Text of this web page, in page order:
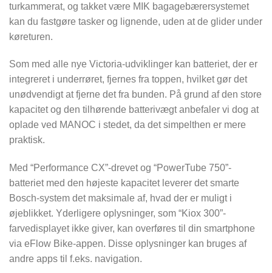
turkammerat, og takket være MIK bagagebærersystemet
kan du fastgøre tasker og lignende, uden at de glider under
køreturen.
Som med alle nye Victoria-udviklinger kan batteriet, der er
integreret i underrøret, fjernes fra toppen, hvilket gør det
unødvendigt at fjerne det fra bunden. På grund af den store
kapacitet og den tilhørende batterivægt anbefaler vi dog at
oplade ved MANOC i stedet, da det simpelthen er mere
praktisk.
Med “Performance CX”-drevet og “PowerTube 750”-
batteriet med den højeste kapacitet leverer det smarte
Bosch-system det maksimale af, hvad der er muligt i
øjeblikket. Yderligere oplysninger, som “Kiox 300”-
farvedisplayet ikke giver, kan overføres til din smartphone
via eFlow Bike-appen. Disse oplysninger kan bruges af
andre apps til f.eks. navigation.